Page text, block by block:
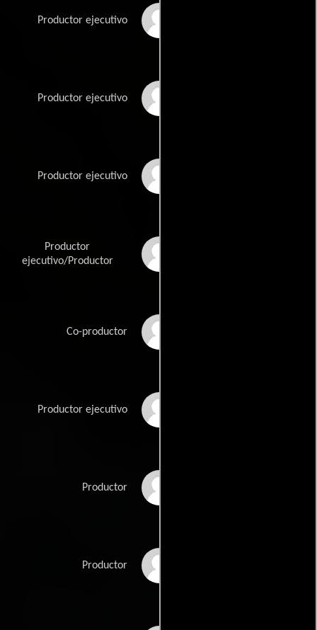
Productor ejecutivo
Productor ejecutivo
Productor ejecutivo
Productor
ejecutivo/Productor
Co-productor
Productor ejecutivo
Productor
Productor